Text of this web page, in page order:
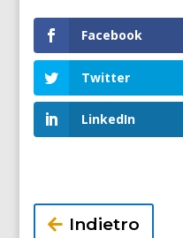
Facebook
Twitter
LinkedIn
Indietro